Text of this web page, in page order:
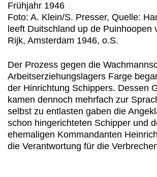
Frühjahr 1946
Foto: A. Klein/S. Presser, Quelle:
leeft Duitschland up de Puinhoopen
Rijk, Amsterdam 1946, o.S.
Der Prozess gegen die
Arbeitserziehungslagers Farge
der Hinrichtung Schippers. Dessen
kamen dennoch mehrfach zur
selbst zu entlasten gaben die
schon hingerichteten Schipper und
ehemaligen Kommandanten
die Verantwortung für die